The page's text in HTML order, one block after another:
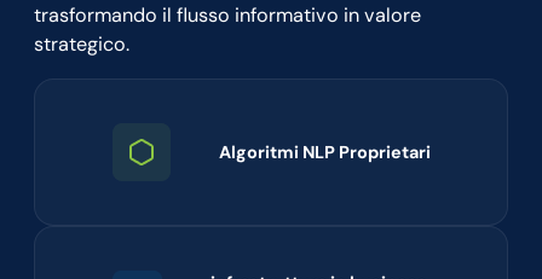
trasformando il flusso informativo in valore
strategico.
Algoritmi NLP Proprietari